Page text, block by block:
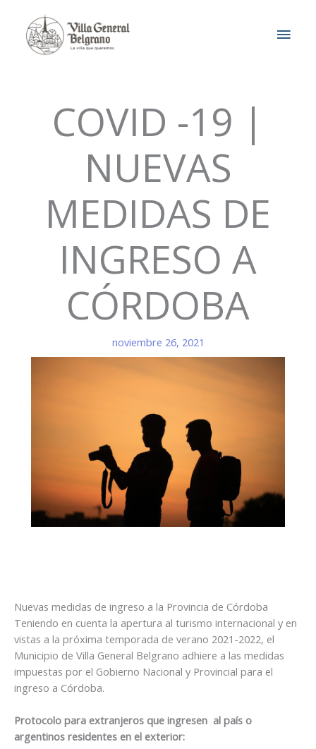
contenido
COVID -19 |
NUEVAS
MEDIDAS DE
INGRESO A
CÓRDOBA
noviembre 26, 2021
Nuevas medidas de ingreso a la Provincia de Córdoba
Teniendo en cuenta la apertura al turismo internacional y en
vistas a la próxima temporada de verano 2021-2022, el
Municipio de Villa General Belgrano adhiere a las medidas
impuestas por el Gobierno Nacional y Provincial para el
ingreso a Córdoba.
Protocolo para extranjeros que ingresen al país o
argentinos residentes en el exterior: